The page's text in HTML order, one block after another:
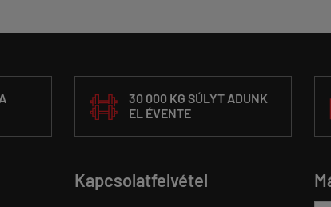
30 000 KG SÚLYT ADUNK
EL ÉVENTE
Kapcsolatfelvétel